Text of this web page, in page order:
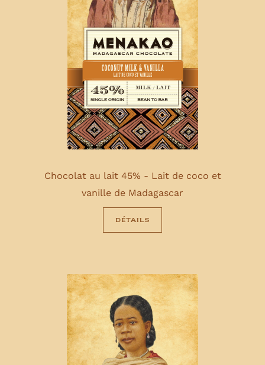
Chocolat au lait 45% - Lait de coco et
vanille de Madagascar
détails